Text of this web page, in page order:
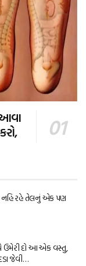
નહિ રહે તેલનું એક પણ
ઉમેરી દો આ એક વસ્તુ,
જેવી…